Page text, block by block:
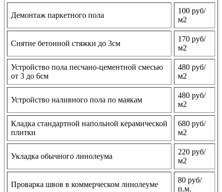
Демонтаж паркетного пола
100 руб/
м2
Снятие бетонной стяжки до 3см
170 руб/
м2
Устройство пола песчано-цементной смесью
от 3 до 6см
480 руб/
м2
Устройство наливного пола по маякам
480 руб/
м2
Кладка стандартной напольной керамической
плитки
680 руб/
м2
Укладка обычного линолеума
220 руб/
м2
Проварка швов в коммерческом линолеуме
80 руб/
п.м.